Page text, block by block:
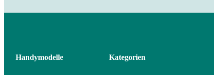
Handymodelle Kategorien